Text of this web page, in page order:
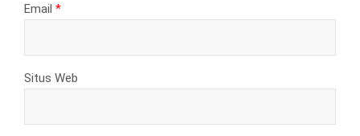
Email *
Situs Web